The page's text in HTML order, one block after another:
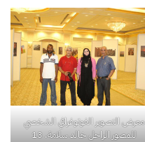
معرض التصوير الفوتوغرافي الشخصي
للمصور الراحل خالد سلامة. 13